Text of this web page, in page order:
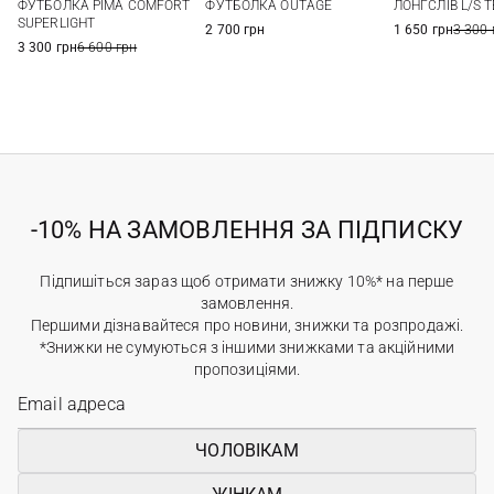
56
58
ФУТБОЛКА PIMA COMFORT
SUPERLIGHT
3 300 грн6 600 грн
ФУТБОЛКА OUTAGE
2 700 грн
ЛОНГСЛІВ L/S
1 650 грн3 300
-10% НА ЗАМОВЛЕННЯ ЗА ПІДПИСКУ
Підпишіться зараз щоб отримати знижку 10%* на перше
замовлення.
Першими дізнавайтеся про новини, знижки та розпродажі.
*Знижки не сумуються з іншими знижками та акційними
пропозиціями.
ЧОЛОВІКАМ